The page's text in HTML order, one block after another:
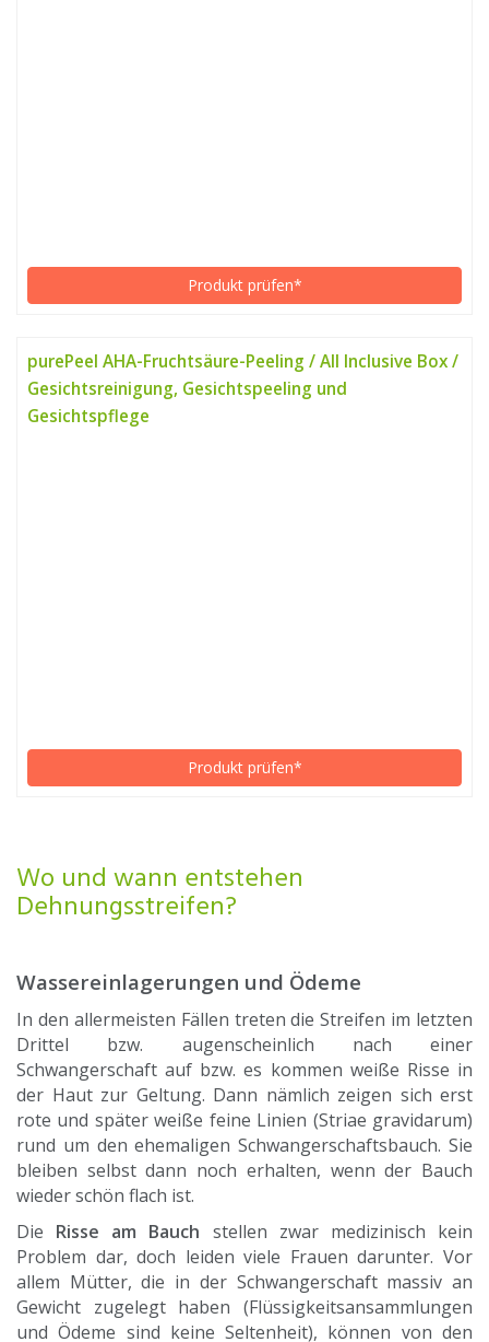
Produkt prüfen*
purePeel AHA-Fruchtsäure-Peeling / All Inclusive Box /
Gesichtsreinigung, Gesichtspeeling und
Gesichtspflege
Produkt prüfen*
Wo und wann entstehen
Dehnungsstreifen?
Wassereinlagerungen und Ödeme
In den allermeisten Fällen treten die Streifen im letzten
Drittel bzw. augenscheinlich nach einer
Schwangerschaft auf bzw. es kommen weiße Risse in
der Haut zur Geltung. Dann nämlich zeigen sich erst
rote und später weiße feine Linien (Striae gravidarum)
rund um den ehemaligen Schwangerschaftsbauch. Sie
bleiben selbst dann noch erhalten, wenn der Bauch
wieder schön flach ist.
Die Risse am Bauch stellen zwar medizinisch kein
Problem dar, doch leiden viele Frauen darunter. Vor
allem Mütter, die in der Schwangerschaft massiv an
Gewicht zugelegt haben (Flüssigkeitsansammlungen
und Ödeme sind keine Seltenheit), können von den